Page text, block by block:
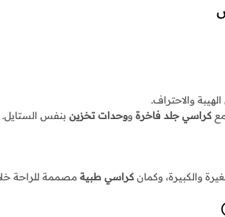
والاحتراف.
كراسي جلد فاخرة ووحدات تخزين بنفس الستايل.
والكبيرة، وكمان كراسي طبية مصممة للراحة